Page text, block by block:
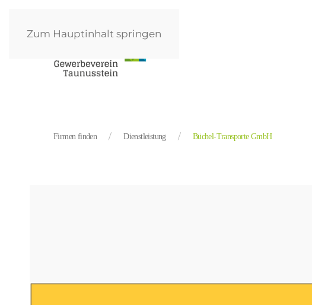
Zum Hauptinhalt springen
Firmen finden Dienstleistung Büchel-Transporte GmbH